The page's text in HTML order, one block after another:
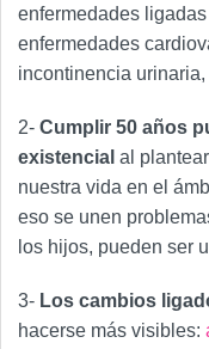
enfermedades
enfermedades
incontinencia urinaria,
2- Cumplir 50 años
existencial al
nuestra vida en el
eso se unen
los hijos, pueden ser
3- Los cambios
hacerse más visibles: